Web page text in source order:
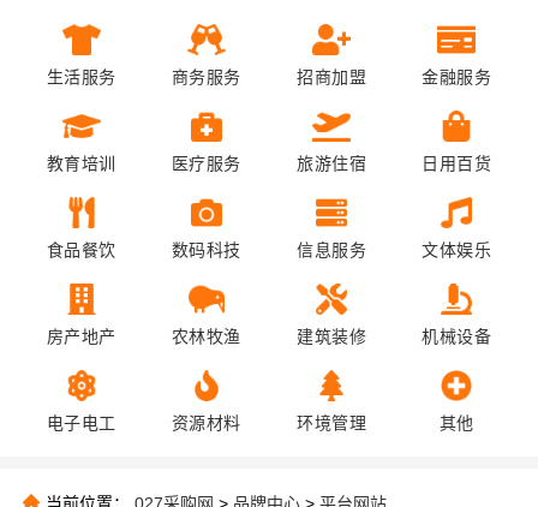
生活服务 商务服务 招商加盟 金融服务
教育培训 医疗服务 旅游住宿 日用百货
食品餐饮 数码科技 信息服务 文体娱乐
房产地产 农林牧渔 建筑装修 机械设备
电子电工 资源材料 环境管理 其他